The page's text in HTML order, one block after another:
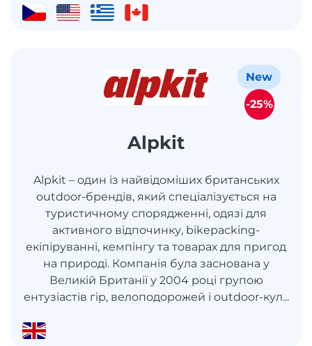
Alpkit
Alpkit – один із найвідоміших британських
outdoor-брендів, який спеціалізується на
туристичному спорядженні, одязі для
активного відпочинку, bikepacking-
екіпіруванні, кемпінгу та товарах для пригод
на природі. Компанія була заснована у
Великій Британії у 2004 році групою
ентузіастів гір, велоподорожей і outdoor-кул...
New
-25%